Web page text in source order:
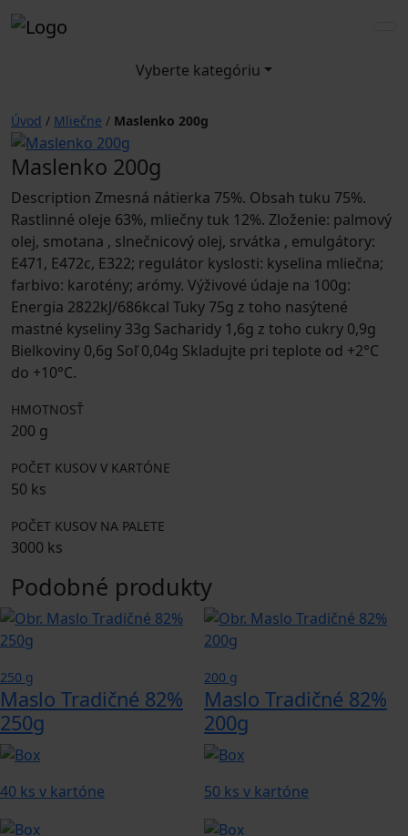
Vyberte kategóriu
Úvod / Mliečne / Maslenko 200g
Maslenko 200g
Description Zmesná nátierka 75%. Obsah tuku 75%.
Rastlinné oleje 63%, mliečny tuk 12%. Zloženie: palmový
olej, smotana , slnečnicový olej, srvátka , emulgátory:
E471, E472c, E322; regulátor kyslosti: kyselina mliečna;
farbivo: karotény; arómy. Výživové údaje na 100g:
Energia 2822kJ/686kcal Tuky 75g z toho nasýtené
mastné kyseliny 33g Sacharidy 1,6g z toho cukry 0,9g
Bielkoviny 0,6g Soľ 0,04g Skladujte pri teplote od +2°C
do +10°C.
HMOTNOSŤ
200 g
POČET KUSOV V KARTÓNE
50 ks
POČET KUSOV NA PALETE
3000 ks
Podobné produkty
250 g
Maslo Tradičné 82%
250g
40 ks v kartóne
200 g
Maslo Tradičné 82%
200g
50 ks v kartóne